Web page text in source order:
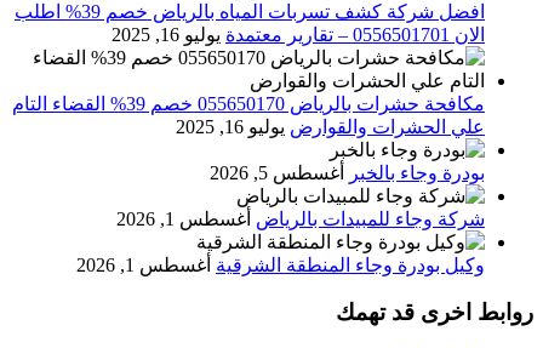
افضل شركة كشف تسربات المياه بالرياض خصم 39% اطلب
الان 0556501701‬‏ – تقارير معتمدة
يوليو 16, 2025
مكافحة حشرات بالرياض 055650170 خصم 39% القضاء التام
علي الحشرات والقوارض يوليو 16, 2025
بودرة وجاء بالخبر أغسطس 5, 2026
شركة وجاء للمبيدات بالرياض أغسطس 1, 2026
وكيل بودرة وجاء المنطقة الشرقية أغسطس 1, 2026
روابط اخرى قد تهمك